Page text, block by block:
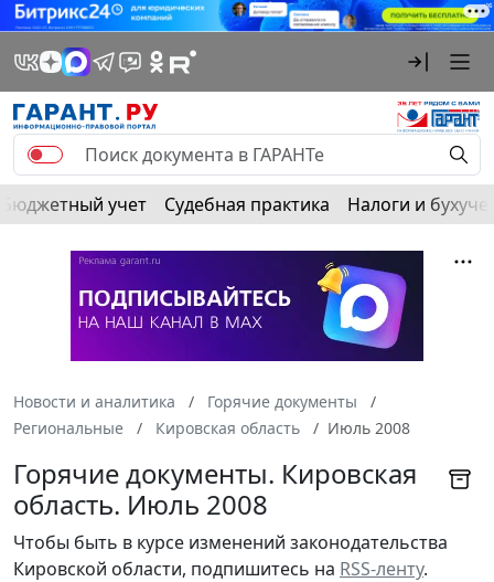
Бюджетный учет Судебная практика Налоги и
Новости и аналитика
Горячие документы
Региональные
Кировская область Июль 2008
Горячие документы. Кировская
область. Июль 2008
Чтобы быть в курсе изменений законодательства
Кировской области, подпишитесь на RSS-ленту.